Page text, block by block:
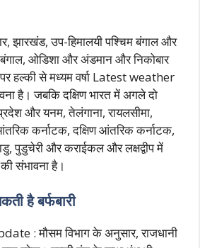
झारखंड, उप-हिमालयी पश्चिम बंगाल और
ओडिशा और अंडमान और निकोबार
पर हल्की से मध्यम वर्षा Latest weather
है। जबकि दक्षिण भारत में अगले दो
और यनम, तेलंगाना, रायलसीमा,
कर्नाटक, दक्षिण आंतरिक कर्नाटक,
पुडुचेरी और कराईकल और लक्षद्वीप में
संभावना है।
है बर्फबारी
: मौसम विभाग के अनुसार, राजधानी